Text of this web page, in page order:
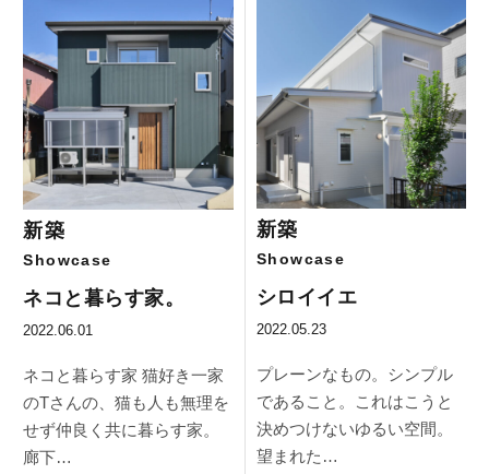
新築
Showcase
ネコと暮らす家。
2022.06.01
ネコと暮らす家 猫好き一家
のTさんの、猫も人も無理を
せず仲良く共に暮らす家。
廊下…
新築
Showcase
シロイイエ
2022.05.23
プレーンなもの。シンプル
であること。これはこうと
決めつけないゆるい空間。
望まれた…